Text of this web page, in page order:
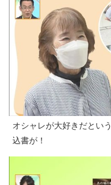
オシャレが大好きだとい
込書が！